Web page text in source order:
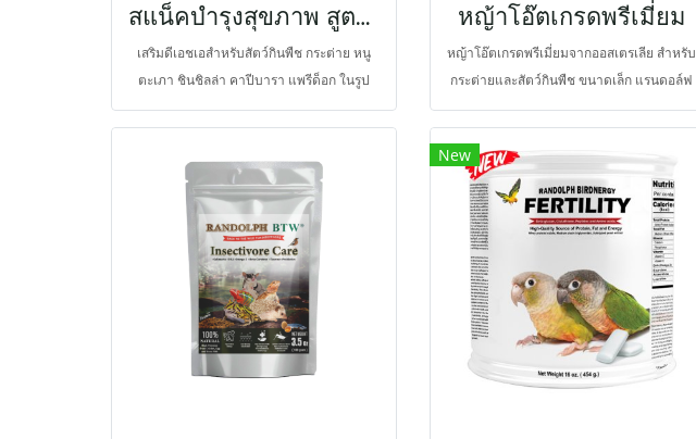
สแน็คบำรุงสุขภาพ สูตรดีเอชเอ
เสริมดีเอชเอสำหรับสัตว์กินพืช กระต่าย หนู
ตะเภา ชินชิลล่า คาปีบารา แพรีด็อก ในรูป
ขนมที่มีเยื่อใยอาหารสูง Docosahexaenoic
acid; DHA เป็นกรดไขมันจำเป็นในตระกูล
OMEGA-3 ที่ร่างกายสร้างเองไม่ได้ และต้อง
ได้รับจากแหล่งอาหารที่มี DHA เช่น ปลา
ทะเลน้ำลึก ซึ่งโอกาสที่สัตว์กินพืชจะได้รับจาก
อาหารประจำเกิดขึ้นได้น้อย และส่วนใหญ่จะ
ได้รับเป็น OMEGA-6 จะทำให้สมดุลของโอเม
ก้าทั้งสองไม่เหมาะสม เกิดการอักเสบใน
ร่างกายขึ้น พบว่า OMEGA-3 เป็นโครงสร้าง
พื้นฐานของสมองและตา ยังช่วยรักษาสมดุล
ระบบภูมิคุ้มกัน ป้องกันโรคหัวใจ และต้าน
หญ้าโอ๊ตเกรดพรีเมี่ยม
หญ้าโอ๊ตเกรดพรีเมี่ยมจากออสเตรเลีย สำหรับ
กระต่ายและสัตว์กินพืช ขนาดเล็ก แรนดอล์ฟ
ร่วมกับฟาร์มจากออสเตรเลียคัดสรรหญ้าโอ๊
ตระยะน้ำนมระยะแรก (early milk stage)
เท่านั้น ซึ่งเป็นระยะที่ดีที่สุดในการเก็บเกี่ยว จึง
มีความหอมและน่ากินกว่าหญ้าชนิดอื่น ๆ ให้
ระดับเยื่อใยอาหารกลุ่มย่อยไม่ได้สูงกว่าหญ้า
ชนิดอื่น จึงช่วยกระตุ้นการขับถ่าย เม็ดมูล
ใหญ่ขึ้น และช่วยในการขัดฟัน
New